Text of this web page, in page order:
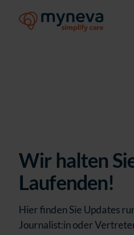
Wir halten
Laufenden!
Hier finden Sie Updates
Journalist:in oder